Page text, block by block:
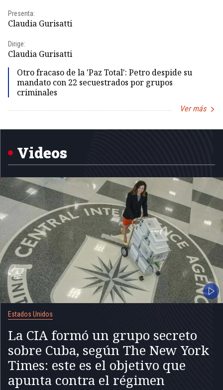
Presenta:
Claudia Gurisatti
Dirige:
Claudia Gurisatti
Otro fracaso de la 'Paz Total': Petro despide su
mandato con 22 secuestrados por grupos
criminales
Ver más
1
Videos
Estados Unidos
La CIA formó un grupo secreto
sobre Cuba, según The New York
Times: este es el objetivo que
apunta contra el régimen